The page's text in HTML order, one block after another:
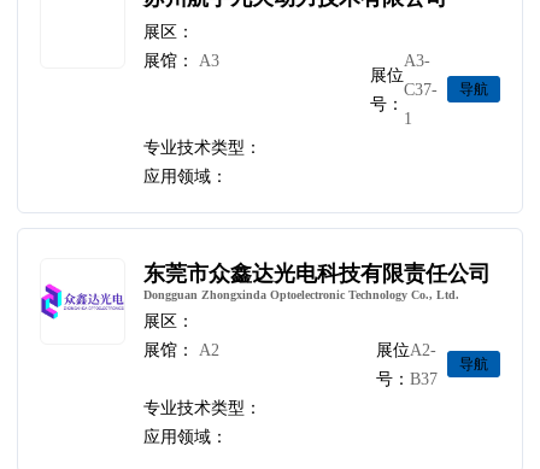
展区：
展馆：
A3
展位
号：
A3-
C37-
1
导航
专业技术类型：
应用领域：
东莞市众鑫达光电科技有限责任公司
Dongguan Zhongxinda Optoelectronic Technology Co., Ltd.
展区：
展馆：
A2
展位
号：
A2-
B37
导航
专业技术类型：
应用领域：